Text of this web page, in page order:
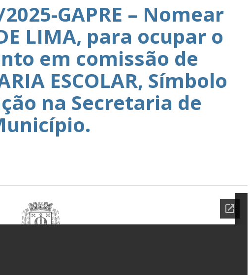
GAPRE – Nomear
LIMA, para ocupar o
em comissão de
ESCOLAR, Símbolo
na Secretaria de